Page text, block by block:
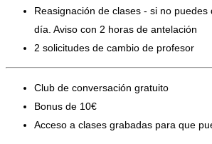
Reasignación de clases - si no
día. Aviso con 2 horas de antelación
2 solicitudes de cambio de profesor
Club de conversación gratuito
Bonus de 10€
Acceso a clases grabadas para que